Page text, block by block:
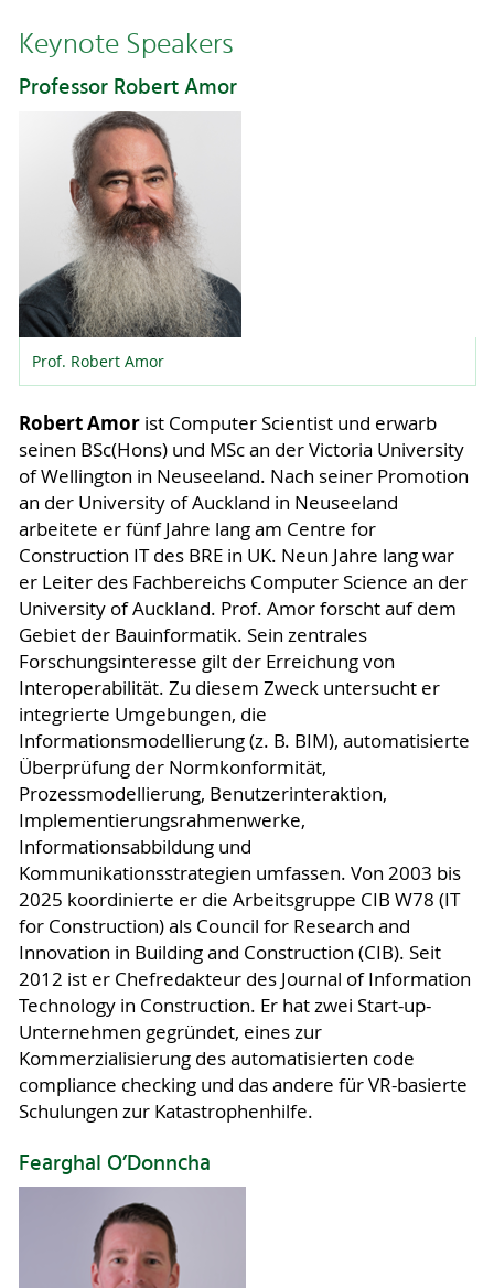
Keynote Speakers
Professor Robert Amor
Prof. Robert Amor
Robert Amorist Computer Scientist und erwarb
seinen BSc(Hons) und MSc an der Victoria University
of Wellington in Neuseeland. Nach seiner Promotion
an der University of Auckland in Neuseeland
arbeitete er fünf Jahre lang am Centre for
Construction IT des BRE in UK. Neun Jahre lang war
er Leiter des Fachbereichs Computer Science an der
University of Auckland. Prof. Amor forscht auf dem
Gebiet der Bauinformatik. Sein zentrales
Forschungsinteresse gilt der Erreichung von
Interoperabilität. Zu diesem Zweck untersucht er
integrierte Umgebungen, die
Informationsmodellierung (z. B. BIM), automatisierte
Überprüfung der Normkonformität,
Prozessmodellierung, Benutzerinteraktion,
Implementierungsrahmenwerke,
Informationsabbildung und
Kommunikationsstrategien umfassen. Von 2003 bis
2025 koordinierte er die Arbeitsgruppe CIB W78 (IT
for Construction) als Council for Research and
Innovation in Building and Construction (CIB). Seit
2012 ist er Chefredakteur des Journal of Information
Technology in Construction. Er hat zwei Start-up-
Unternehmen gegründet, eines zur
Kommerzialisierung des automatisierten code
compliance checking und das andere für VR-basierte
Schulungen zur Katastrophenhilfe.
Fearghal O’Donncha